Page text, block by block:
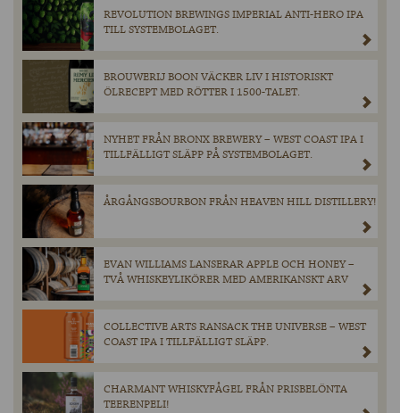
REVOLUTION BREWINGS IMPERIAL ANTI-HERO IPA
TILL SYSTEMBOLAGET.
BROUWERIJ BOON VÄCKER LIV I HISTORISKT
ÖLRECEPT MED RÖTTER I 1500-TALET.
NYHET FRÅN BRONX BREWERY – WEST COAST IPA I
TILLFÄLLIGT SLÄPP PÅ SYSTEMBOLAGET.
ÅRGÅNGSBOURBON FRÅN HEAVEN HILL DISTILLERY!
EVAN WILLIAMS LANSERAR APPLE OCH HONEY –
TVÅ WHISKEYLIKÖRER MED AMERIKANSKT ARV
COLLECTIVE ARTS RANSACK THE UNIVERSE – WEST
COAST IPA I TILLFÄLLIGT SLÄPP.
CHARMANT WHISKYFÅGEL FRÅN PRISBELÖNTA
TEERENPELI!